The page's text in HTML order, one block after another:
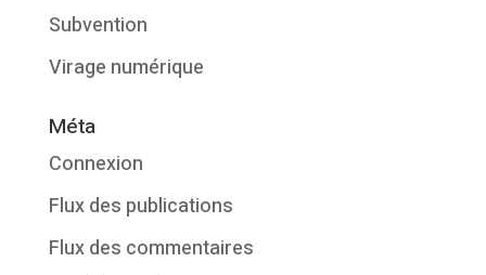
Subvention
Virage numérique
Méta
Connexion
Flux des publications
Flux des commentaires